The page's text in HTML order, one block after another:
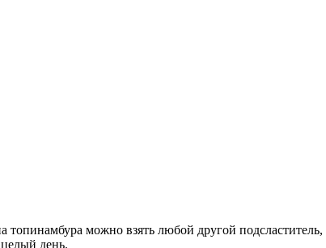
можно взять любой другой
день.